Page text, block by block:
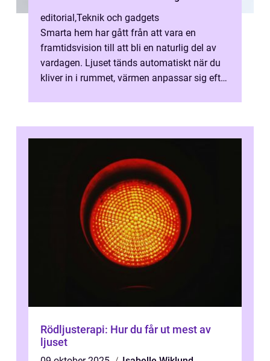
editorial,Teknik och gadgets
Smarta hem har gått från att vara en
framtidsvision till att bli en naturlig del av
vardagen. Ljuset tänds automatiskt när du
kliver in i rummet, värmen anpassar sig efter
Rödljusterapi: Hur du får ut mest av
ljuset